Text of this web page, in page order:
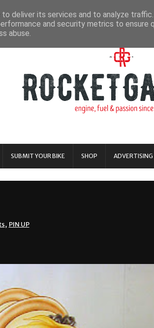
SUBMIT YOUR BIKE SHOP ADVERTISING
, PIN UP
deliver its services and to analyze
and security metrics to ensure
abuse.